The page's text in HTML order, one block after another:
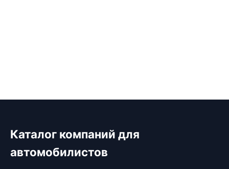
Каталог компаний для
автомобилистов